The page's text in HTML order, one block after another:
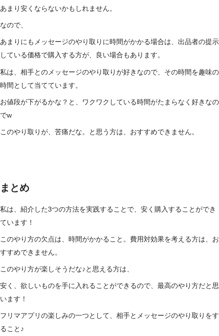
あまり安くならないかもしれません。
なので、
あまりにもメッセージのやり取りに時間がかかる場合は、出品者の提示
している価格で購入する方が、良い場合もあります。
私は、相手とのメッセージのやり取りが好きなので、その時間を趣味の
時間として当てています。
お値段が下がるかな？と、ワクワクしている時間がたまらなく好きなの
でw
このやり取りが、苦痛だな。と思う方は、おすすめできません。
まとめ
私は、紹介した3つの方法を実践することで、安く購入することができ
ています！
このやり方の欠点は、時間がかかること。費用対効果を考える方は、お
すすめできません。
このやり方が楽しそうだな♪と思える方は、
安く、欲しいものを手に入れることができるので、最高のやり方だと思
います！
フリマアプリの楽しみの一つとして、相手とメッセージのやり取りをす
ること♪